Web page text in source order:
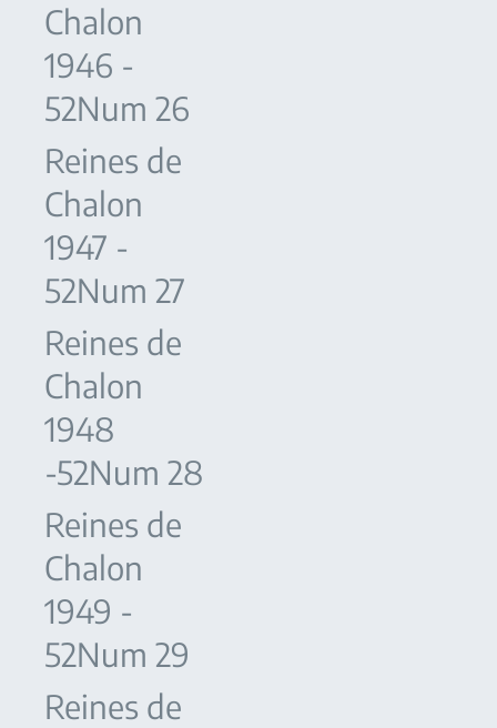
Chalon
1946 -
52Num 26
Reines de
Chalon
1947 -
52Num 27
Reines de
Chalon
1948
-52Num 28
Reines de
Chalon
1949 -
52Num 29
Reines de